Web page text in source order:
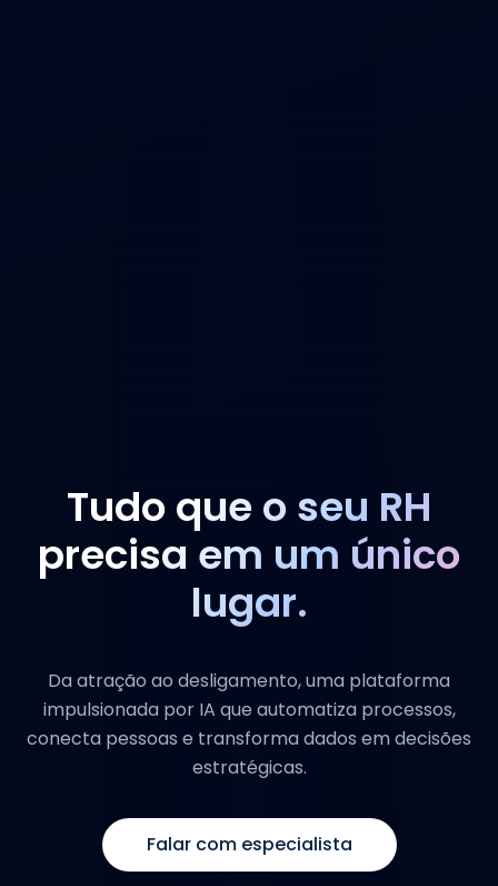
Tudo que o seu RH
precisa em um único
lugar.
Da atração ao desligamento, uma plataforma
impulsionada por IA que automatiza processos,
conecta pessoas e transforma dados em decisões
estratégicas.
Falar com especialista